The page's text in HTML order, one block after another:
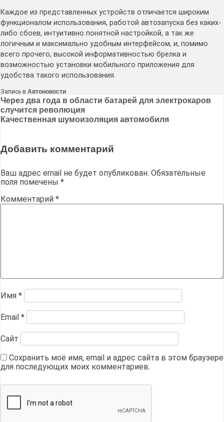
Каждое из представленных устройств отличается широким
функционалом использования, работой автозапуска без каких-
либо сбоев, интуитивно понятной настройкой, а так же
логичным и максимально удобным интерфейсом, и, помимо
всего прочего, высокой информативностью брелка и
возможностью установки мобильного приложения для
удобства такого использования.
Запись в Автоновости
Навигация
по
Через два года в области батарей для электрокаров
случится революция
Качественная шумоизоляция автомобиля
Добавить комментарий
Ваш адрес email не будет опубликован. Обязательные
поля помечены *
Комментарий *
Имя *
Email *
Сайт
Сохранить моё имя, email и адрес сайта в этом браузере
для последующих моих комментариев.